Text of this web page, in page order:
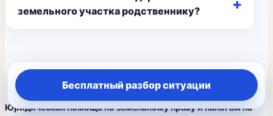
земельного участка родственнику?
Юридическая помощь по земельному праву и налогам на
Бесплатный разбор ситуации